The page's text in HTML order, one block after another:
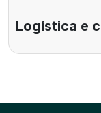
Logística e